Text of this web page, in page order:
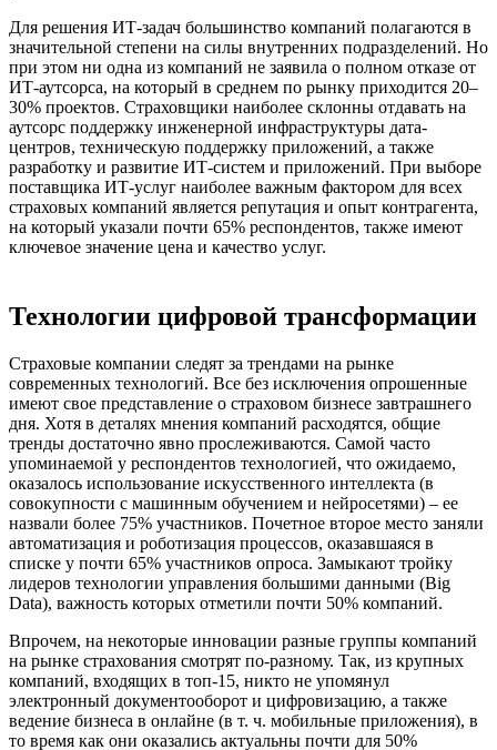
Для решения ИТ-задач большинство компаний полагаются в
значительной степени на силы внутренних подразделений. Но
при этом ни одна из компаний не заявила о полном отказе от
ИТ-аутсорса, на который в среднем по рынку приходится 20–
30% проектов. Страховщики наиболее склонны отдавать на
аутсорс поддержку инженерной инфраструктуры дата-
центров, техническую поддержку приложений, а также
разработку и развитие ИТ-систем и приложений. При выборе
поставщика ИТ-услуг наиболее важным фактором для всех
страховых компаний является репутация и опыт контрагента,
на который указали почти 65% респондентов, также имеют
ключевое значение цена и качество услуг.
Технологии цифровой трансформации
Страховые компании следят за трендами на рынке
современных технологий. Все без исключения опрошенные
имеют свое представление о страховом бизнесе завтрашнего
дня. Хотя в деталях мнения компаний расходятся, общие
тренды достаточно явно прослеживаются. Самой часто
упоминаемой у респондентов технологией, что ожидаемо,
оказалось использование искусственного интеллекта (в
совокупности с машинным обучением и нейросетями) – ее
назвали более 75% участников. Почетное второе место заняли
автоматизация и роботизация процессов, оказавшаяся в
списке у почти 65% участников опроса. Замыкают тройку
лидеров технологии управления большими данными (Big
Data), важность которых отметили почти 50% компаний.
Впрочем, на некоторые инновации разные группы компаний
на рынке страхования смотрят по-разному. Так, из крупных
компаний, входящих в топ-15, никто не упомянул
электронный документооборот и цифровизацию, а также
ведение бизнеса в онлайне (в т. ч. мобильные приложения), в
то время как они оказались актуальны почти для 50%